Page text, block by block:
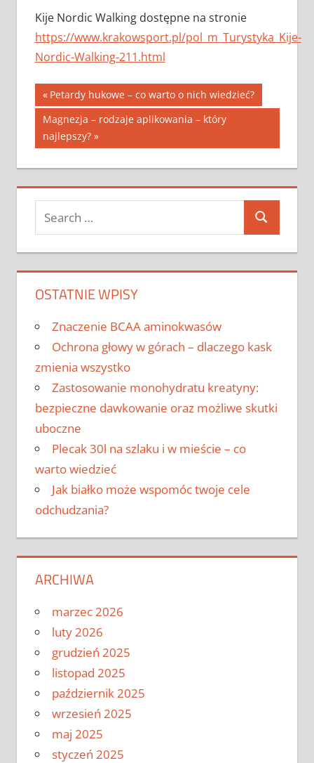
Kije Nordic Walking dostępne na stronie
https://www.krakowsport.pl/pol_m_Turystyka_Kije-
Nordic-Walking-211.html
Nawigacja
wpisu
Previous
Post:
Petardy hukowe – co warto o nich wiedzieć?
Next
Post:
Magnezja – rodzaje aplikowania – który
najlepszy?
Search
OSTATNIE WPISY
Znaczenie BCAA aminokwasów
Ochrona głowy w górach – dlaczego kask
zmienia wszystko
Zastosowanie monohydratu kreatyny:
bezpieczne dawkowanie oraz możliwe skutki
uboczne
Plecak 30l na szlaku i w mieście – co
warto wiedzieć
Jak białko może wspomóc twoje cele
odchudzania?
ARCHIWA
marzec 2026
luty 2026
grudzień 2025
listopad 2025
październik 2025
wrzesień 2025
maj 2025
styczeń 2025